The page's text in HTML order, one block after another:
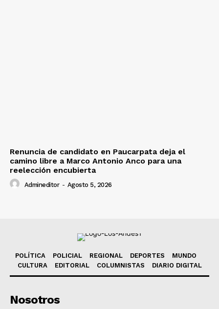
Renuncia de candidato en Paucarpata deja el
camino libre a Marco Antonio Anco para una
reelección encubierta
Admineditor - Agosto 5, 2026
POLÍTICA POLICIAL REGIONAL DEPORTES
MUNDO
CULTURA
EDITORIAL COLUMNISTAS DIARIO DIGITAL
Nosotros